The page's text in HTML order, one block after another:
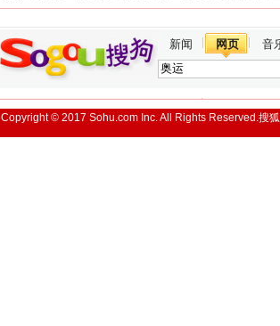
新闻 网页 音
Copyright © 2017 Sohu.com Inc. All Rights Reserved.搜